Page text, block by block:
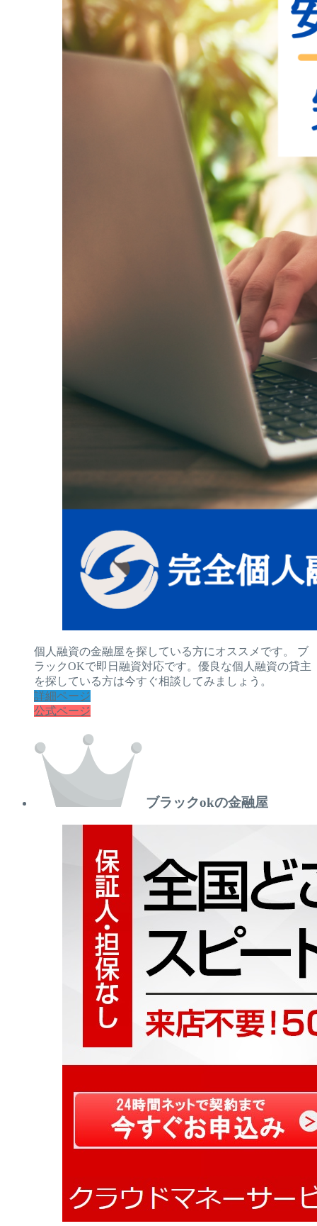
個人融資の金融屋を探している方にオススメです。 ブ
ラックOKで即日融資対応です。優良な個人融資の貸主
を探している方は今すぐ相談してみましょう。
詳細ページ
公式ページ
ブラックokの金融屋